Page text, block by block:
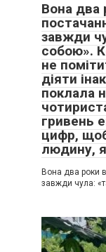
Вона два
завжди
собою».
не
діяти
поклала
гривень
цифр,
людину,
Вона два роки
завжди чула: